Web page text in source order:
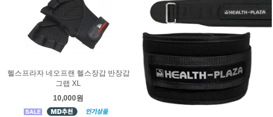
헬스프라자 네오프랜 헬스장갑 반장갑
그랩 XL
10,000원